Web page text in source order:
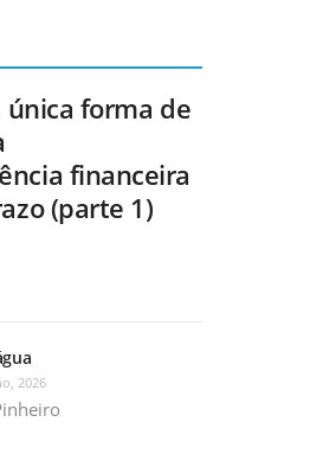
única forma de
financeira
(parte 1)
2026